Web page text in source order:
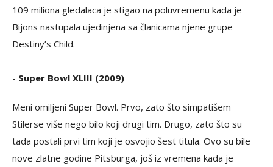
109 miliona gledalaca je stigao na poluvremenu kada je
Bijons nastupala ujedinjena sa članicama njene grupe
Destiny’s Child.
- Super Bowl XLIII (2009)
Meni omiljeni Super Bowl. Prvo, zato što simpatišem
Stilerse više nego bilo koji drugi tim. Drugo, zato što su
tada postali prvi tim koji je osvojio šest titula. Ovo su bile
nove zlatne godine Pitsburga, još iz vremena kada je